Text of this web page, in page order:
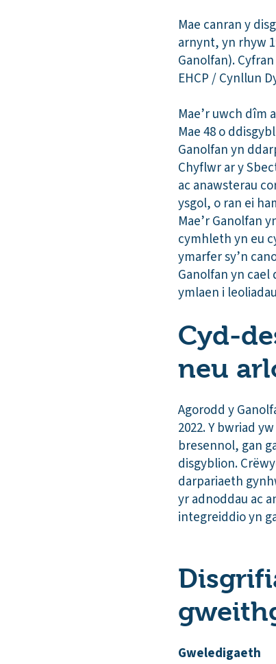
Mae canran y
arnynt, yn rhyw
Ganolfan).
EHCP / Cynllun
Mae’r uwch
Mae 48 o
Ganolfan yn
Chyflwr ar y
ac anawsterau
ysgol, o ran ei
Mae’r Ganolfan
cymhleth yn eu
ymarfer sy’n
Ganolfan yn
ymlaen i
Cyd-
neu
Agorodd y
2022. Y bwriad
bresennol, gan
disgyblion.
darpariaeth
yr adnoddau ac
integreiddio yn
Gweledigaeth